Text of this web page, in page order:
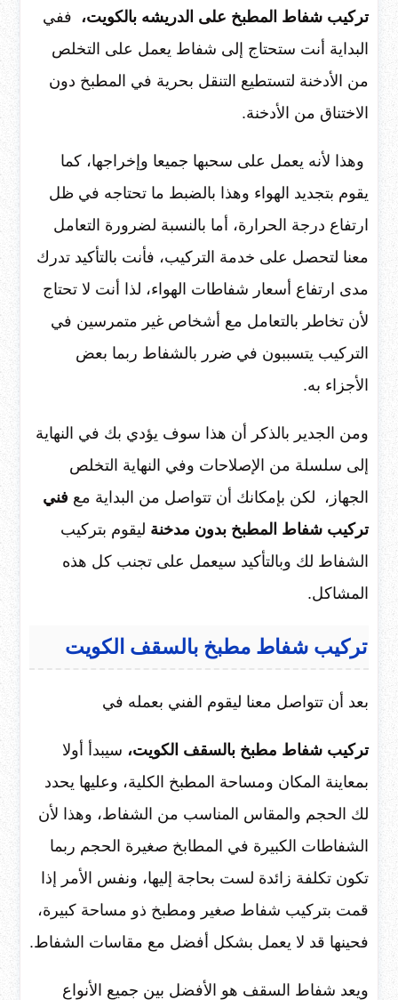
تركيب شفاط المطبخ على الدريشه بالكويت، ففي
البداية أنت ستحتاج إلى شفاط يعمل على التخلص
من الأدخنة لتستطيع التنقل بحرية في المطبخ دون
الاختناق من الأدخنة.
وهذا لأنه يعمل على سحبها جميعا وإخراجها، كما
يقوم بتجديد الهواء وهذا بالضبط ما تحتاجه في ظل
ارتفاع درجة الحرارة، أما بالنسبة لضرورة التعامل
معنا لتحصل على خدمة التركيب، فأنت بالتأكيد تدرك
مدى ارتفاع أسعار شفاطات الهواء، لذا أنت لا تحتاج
لأن تخاطر بالتعامل مع أشخاص غير متمرسين في
التركيب يتسببون في ضرر بالشفاط ربما بعض
الأجزاء به.
ومن الجدير بالذكر أن هذا سوف يؤدي بك في النهاية
إلى سلسلة من الإصلاحات وفي النهاية التخلص
الجهاز، لكن بإمكانك أن تتواصل من البداية مع فني
تركيب شفاط المطبخ بدون مدخنة ليقوم بتركيب
الشفاط لك وبالتأكيد سيعمل على تجنب كل هذه
المشاكل.
تركيب شفاط مطبخ بالسقف الكويت
بعد أن تتواصل معنا ليقوم الفني بعمله في
تركيب شفاط مطبخ بالسقف الكويت، سيبدأ أولا
بمعاينة المكان ومساحة المطبخ الكلية، وعليها يحدد
لك الحجم والمقاس المناسب من الشفاط، وهذا لأن
الشفاطات الكبيرة في المطابخ صغيرة الحجم ربما
تكون تكلفة زائدة لست بحاجة إليها، ونفس الأمر إذا
قمت بتركيب شفاط صغير ومطبخ ذو مساحة كبيرة،
فحينها قد لا يعمل بشكل أفضل مع مقاسات الشفاط.
ويعد شفاط السقف هو الأفضل بين جميع الأنواع